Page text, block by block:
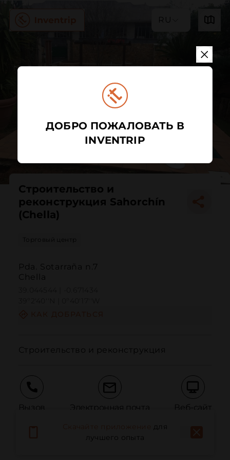
RU
Строительство и
реконструкция Sahorchín
(Chella)
Торговый центр
Pda. Sotarraña n.7
Chella
Строительство и реконструкция
Вызов Электронная почта Веб-сайт
для
лучшего опыта
ДОБРО ПОЖАЛОВАТЬ В
INVENTRIP